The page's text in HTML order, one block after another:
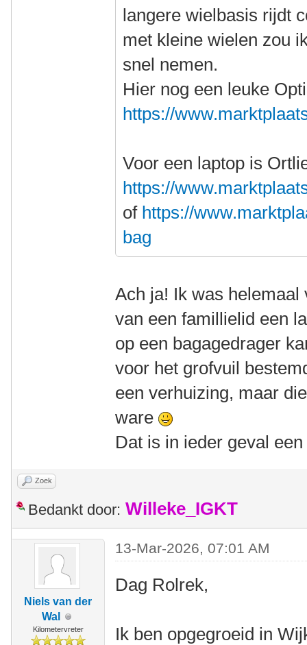
langere wielbasis rijdt
met kleine wielen zou
snel nemen.
Hier nog een leuke
https://
Voor een laptop is
https://
of https://
bag
Ach ja! Ik was
van een famillielid een
op een bagagedrager
voor het grofvuil
een verhuizing, maar
ware
Dat is in ieder geval
Zoek
Bedankt door: Willeke_IGKT
Niels van der
Wal
Kilometervreter
13-Mar-2026, 07:01 AM
Dag Rolrek,
Ik ben opgegroeid in